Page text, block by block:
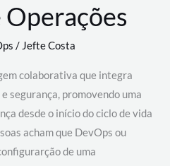
Operações
/Jefte Costa
colaborativa que integra
segurança, promovendo uma
desde o início do ciclo de vida
acham que DevOps ou
de uma